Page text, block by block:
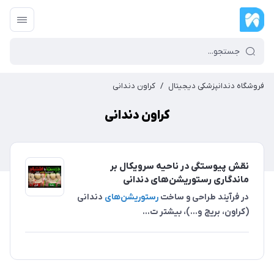
فروشگاه دندانپزشکی دیجیتال / کراون دندانی
کراون دندانی
نقش پیوستگی در ناحیه سرویکال بر
ماندگاری رستوریشن‌های دندانی
در فرآیند طراحی و ساخت رستوریشن‌های دندانی
(کراون، بریج و...)، بیشتر ت...